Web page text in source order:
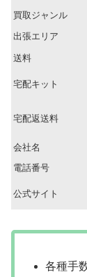
買取ジャンル
出張エリア
送料
宅配キット
宅配返送料
会社名
電話番号
公式サイト
各種手